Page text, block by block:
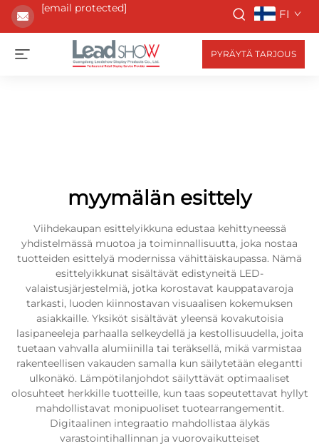
[email protected] FI
PYRÄYTÄ TARJOUS
myymälän esittely
Viihdekaupan esittelyikkuna edustaa kehittyneessä
yhdistelmässä muotoa ja toiminnallisuutta, joka nostaa
tuotteiden esittelyä modernissa vähittäiskaupassa. Nämä
esittelyikkunat sisältävät edistyneitä LED-
valaistusjärjestelmiä, jotka korostavat kauppatavaroja
tarkasti, luoden kiinnostavan visuaalisen kokemuksen
asiakkaille. Yksiköt sisältävät yleensä kovakutoisia
lasipaneeleja parhaalla selkeydellä ja kestollisuudella, joita
tuetaan vahvalla alumiinilla tai teräksellä, mikä varmistaa
rakenteellisen vakauden samalla kun säilytetään elegantti
ulkonäkö. Lämpötilanjohdot säilyttävät optimaaliset
olosuhteet herkkille tuotteille, kun taas sopeutettavat hyllyt
mahdollistavat monipuoliset tuotearrangementit.
Digitaalinen integraatio mahdollistaa älykäs
varastointihallinnan ja vuorovaikutteiset